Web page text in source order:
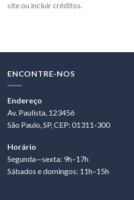
site ou incluir créditos.
ENCONTRE-NOS
Endereço
Av. Paulista, 123456
São Paulo, SP, CEP: 01311-300
Horário
Segunda—sexta: 9h–17h
Sábados e domingos: 11h–15h